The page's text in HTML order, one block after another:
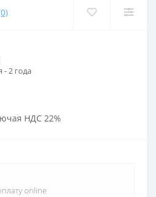
- 2 года
НДС 22%
online